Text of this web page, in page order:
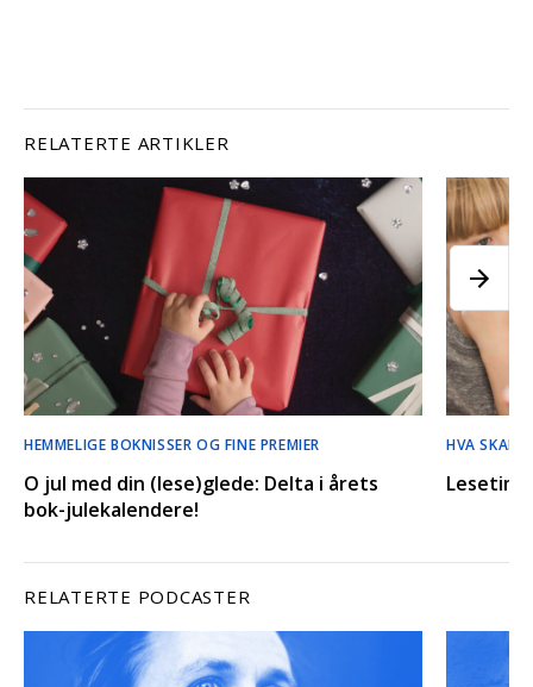
RELATERTE ARTIKLER
HEMMELIGE BOKNISSER OG FINE PREMIER
O jul med din (lese)glede: Delta i årets
bok-julekalendere!
HVA SKAL
RELATERTE PODCASTER